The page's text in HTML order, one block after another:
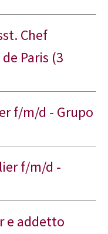
Chef
Paris (3
f/m/d - Grupo
f/m/d -
e addetto